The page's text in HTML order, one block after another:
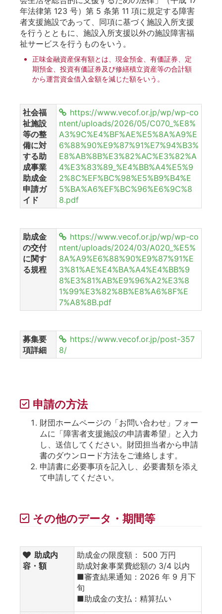
年法律第 123 号）第 5 条第 11 項に規定する障害
者支援施設であって、同項に基づく施設入所支援
を行うとともに、施設入所支援以外の施設障害福
祉サービスを行うものをいう。
正味金融資産保有額とは、現金預金、有価証券、定
期預金、投資有価証券及び修繕積立資産等の合計額
から運営資金借入金額を減じた額をいう。
社会福
祉施設
等の整
備に対
する助
成事業
助成金
申請ガ
イド
https://www.vecof.or.jp/wp/wp-co
ntent/uploads/2026/05/C070_%E8%
A3%9C%E4%BF%AE%E5%8A%A9%E
6%88%90%E9%87%91%E7%94%B3%
E8%AB%8B%E3%82%AC%E3%82%A
4%E3%83%89_%E4%BB%A4%E5%9
2%8C%EF%BC%98%E5%B9%B4%E
5%BA%A6%EF%BC%96%E6%9C%8
8.pdf
助成金
の交付
に関す
る規程
https://www.vecof.or.jp/wp/wp-co
ntent/uploads/2024/03/A020_%E5%
8A%A9%E6%88%90%E9%87%91%E
3%81%AE%E4%BA%A4%E4%BB%9
8%E3%81%AB%E9%96%A2%E3%8
1%99%E3%82%8B%E8%A6%8F%E
7%A8%8B.pdf
募集要
項詳細
https://www.vecof.or.jp/post-357
8/
申請の方法
財団ホームページの「お問い合わせ」フォー
ムに「障害者支援施設の申請書希望」と入力
し、送信してください。財団担当者から申請
書のダウンロード方法をご連絡します。
申請書に必要事項を記入し、必要書類を添え
て申請してください。
その他のデータ・期間等
助成内
容・額
助成金の限度額： 500 万円
助成対象事業費総額の 3/4 以内
■審査結果通知：2026 年 9 月下
旬
■助成金の支払：精算払い